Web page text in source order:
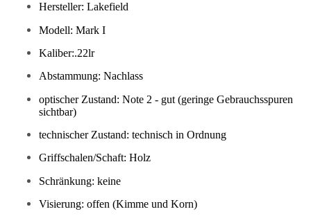
Hersteller: Lakefield
Modell: Mark I
Kaliber:.22lr
Abstammung: Nachlass
optischer Zustand: Note 2 - gut (geringe Gebrauchsspuren
sichtbar)
technischer Zustand: technisch in Ordnung
Griffschalen/Schaft: Holz
Schränkung: keine
Visierung: offen (Kimme und Korn)